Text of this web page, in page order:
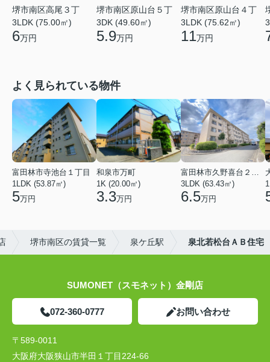
堺市南区高尾３丁
3LDK (75.00㎡)
6万円
堺市南区原山台５丁
3DK (49.60㎡)
5.9万円
堺市南区原山台４丁
3LDK (75.62㎡)
11万円
よく見られている物件
富田林市寺池台１丁目
1LDK (53.87㎡)
5万円
和泉市万町
1K (20.00㎡)
3.3万円
富田林市久野喜台２丁目
3LDK (63.43㎡)
6.5万円
堺市南区の賃貸一覧 泉ケ丘駅 泉北若松台ＡＢ住宅
SUMONET（スモネット）金剛店
072-360-0777 お問い合わせ
〒589-0011
大阪府大阪狭山市半田１丁目224-66